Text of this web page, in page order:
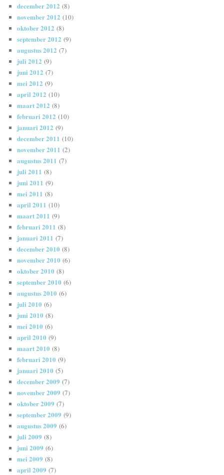
december 2012 (8)
november 2012 (10)
oktober 2012 (8)
september 2012 (9)
augustus 2012 (7)
juli 2012 (9)
juni 2012 (7)
mei 2012 (9)
april 2012 (10)
maart 2012 (8)
februari 2012 (10)
januari 2012 (9)
december 2011 (10)
november 2011 (2)
augustus 2011 (7)
juli 2011 (8)
juni 2011 (9)
mei 2011 (8)
april 2011 (10)
maart 2011 (9)
februari 2011 (8)
januari 2011 (7)
december 2010 (8)
november 2010 (6)
oktober 2010 (8)
september 2010 (6)
augustus 2010 (6)
juli 2010 (6)
juni 2010 (8)
mei 2010 (6)
april 2010 (9)
maart 2010 (8)
februari 2010 (9)
januari 2010 (5)
december 2009 (7)
november 2009 (7)
oktober 2009 (7)
september 2009 (9)
augustus 2009 (6)
juli 2009 (8)
juni 2009 (6)
mei 2009 (8)
april 2009 (7)